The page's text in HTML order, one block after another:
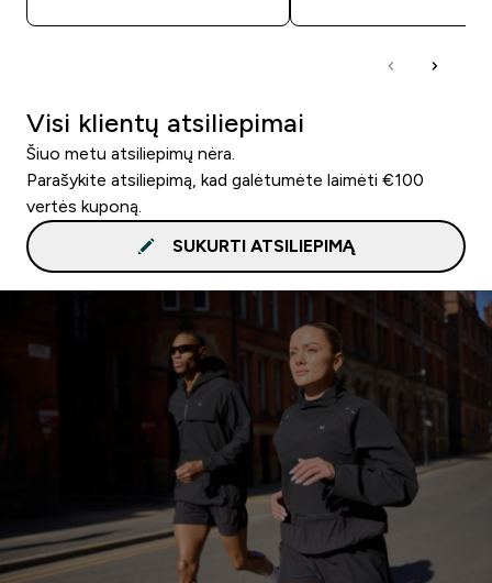
Visi klientų atsiliepimai
Šiuo metu atsiliepimų nėra.
Parašykite atsiliepimą, kad galėtumėte laimėti €100
vertės kuponą.
SUKURTI ATSILIEPIMĄ